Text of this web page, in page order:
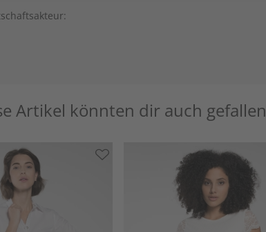
Artikel könnten dir auch gefallen